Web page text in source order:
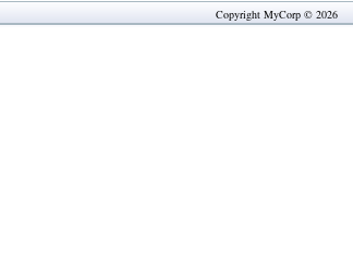
Copyright MyCorp © 2026